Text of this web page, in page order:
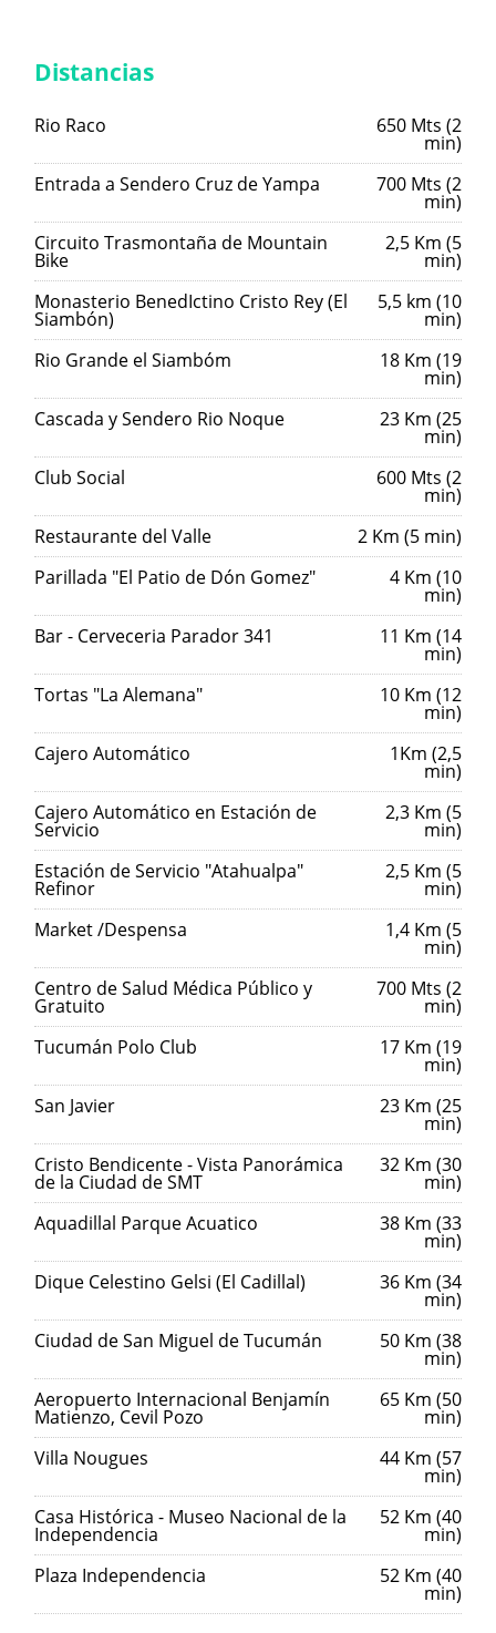
Distancias
Rio Raco 650 Mts (2
min)
Entrada a Sendero Cruz de Yampa
700 Mts (2
min)
Circuito Trasmontaña de Mountain
Bike
2,5 Km (5
min)
Monasterio BenedIctino Cristo Rey (El
Siambón)
5,5 km (10
min)
Rio Grande el Siambóm
18 Km (19
min)
Cascada y Sendero Rio Noque
23 Km (25
min)
Club Social
600 Mts (2
min)
Restaurante del Valle
2 Km (5 min)
Parillada "El Patio de Dón Gomez"
4 Km (10
min)
Bar - Cerveceria Parador 341
11 Km (14
min)
Tortas "La Alemana"
10 Km (12
min)
Cajero Automático
1Km (2,5
min)
Cajero Automático en Estación de
Servicio
2,3 Km (5
min)
Estación de Servicio "Atahualpa"
Refinor
2,5 Km (5
min)
Market /Despensa
1,4 Km (5
min)
Centro de Salud Médica Público y
Gratuito
700 Mts (2
min)
Tucumán Polo Club
17 Km (19
min)
San Javier
23 Km (25
min)
Cristo Bendicente - Vista Panorámica
de la Ciudad de SMT
32 Km (30
min)
Aquadillal Parque Acuatico
38 Km (33
min)
Dique Celestino Gelsi (El Cadillal)
36 Km (34
min)
Ciudad de San Miguel de Tucumán
50 Km (38
min)
Aeropuerto Internacional Benjamín
Matienzo, Cevil Pozo
65 Km (50
min)
Villa Nougues
44 Km (57
min)
Casa Histórica - Museo Nacional de la
Independencia
52 Km (40
min)
Plaza Independencia
52 Km (40
min)